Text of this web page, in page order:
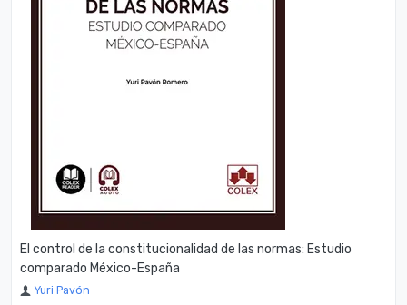
El control de la constitucionalidad de las normas: Estudio
comparado México-España
Yuri Pavón